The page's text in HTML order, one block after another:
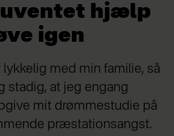
hjælp
igen
med min familie, så
stadig, at jeg engang
mit drømmestudie på
præstationsangst.